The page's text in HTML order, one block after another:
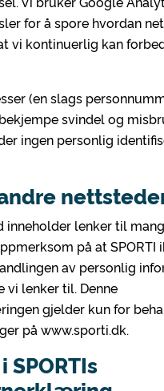
for å spore hvordan
vi kontinuerlig kan
(en slags
svindel og
ingen personlig
inneholder lenker til
på at SPORTI
av personlig
vi lenker til. Denne
gjelder kun for
på www.sporti.dk.
SPORTIs